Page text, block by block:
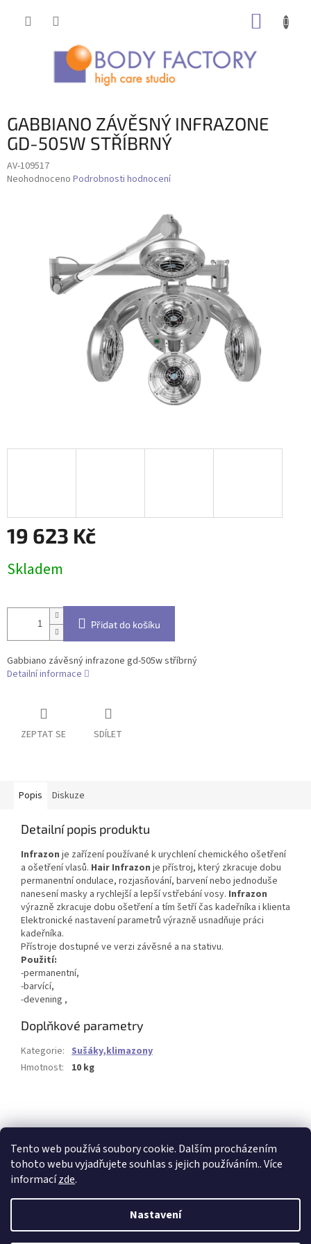
Tento web používá soubory cookie. Dalším procházením
tohoto webu vyjadřujete souhlas s jejich používáním.. Více
informacízde.
Nastavení
GABBIANO ZÁVĚSNÝ INFRAZONE
GD-505W STŘÍBRNÝ
AV-109517
Průměrné
hvězdiček.
Neohodnoceno Podrobnosti hodnocení
19 623 Kč
cena:
Skladem
Přidat do košíku
Gabbiano závěsný infrazone gd-505w stříbrný
Detailní informace
ZEPTAT SE SDÍLET
Popis Diskuze
Detailní popis produktu
Infrazon je zařízení používané k urychlení chemického ošetření
a ošetření vlasů. Hair Infrazon je přístroj, který zkracuje dobu
permanentní ondulace, rozjasňování, barvení nebo jednoduše
nanesení masky a rychlejší a lepší vstřebání vosy. Infrazon
výrazně zkracuje dobu ošetření a tím šetří čas kadeřníka i klienta
Elektronické nastavení parametrů výrazně usnadňuje práci
kadeřníka.
Přístroje dostupné ve verzi závěsné a na stativu.
Použití:
-permanentní,
-barvící,
-devening ,
Doplňkové parametry
Kategorie: Sušáky,klimazony
Hmotnost: 10 kg
Vytvořil Shoptet